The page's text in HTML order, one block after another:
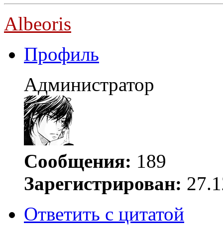
Albeoris
Профиль
Администратор
Сообщения: 189
Зарегистрирован:
Ответить с цитатой